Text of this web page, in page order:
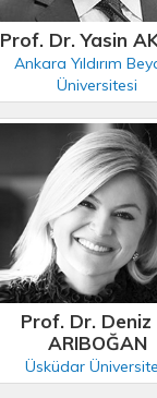
Prof. Dr. Yasin
Ankara Yıldırım
Üniversitesi
Prof. Dr. Deniz
ARIBOĞAN
Üsküdar